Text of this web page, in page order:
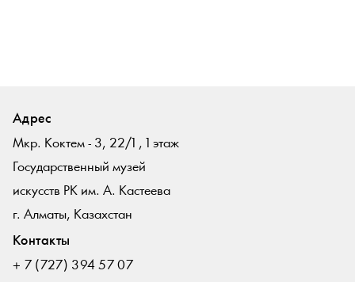
Адрес
Мкр. Коктем - 3, 22/1 , 1 этаж
Государственный музей
искусств РК им. А. Кастеева
г. Алматы, Казахстан
Контакты
+ 7 (727) 394 57 07